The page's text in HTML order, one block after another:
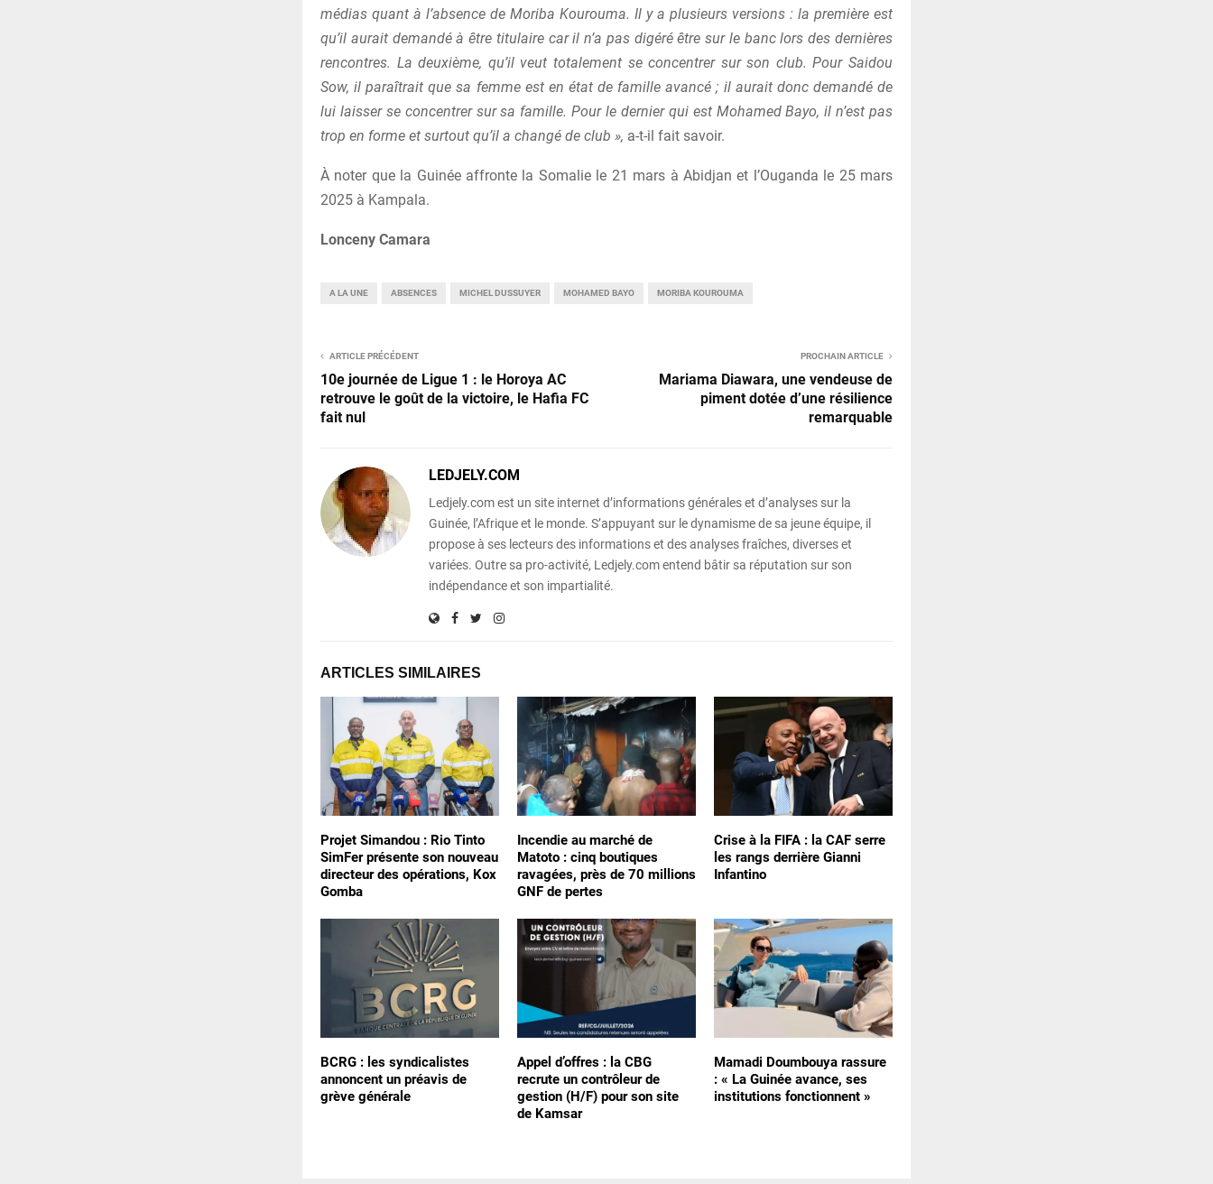
médias quant à l’absence de Moriba Kourouma. Il y a plusieurs versions : la première est
qu’il aurait demandé à être titulaire car il n’a pas digéré être sur le banc lors des dernières
rencontres. La deuxième, qu’il veut totalement se concentrer sur son club. Pour Saidou
Sow, il paraîtrait que sa femme est en état de famille avancé ; il aurait donc demandé de
lui laisser se concentrer sur sa famille. Pour le dernier qui est Mohamed Bayo, il n’est pas
trop en forme et surtout qu’il a changé de club », a-t-il fait savoir.
À noter que la Guinée affronte la Somalie le 21 mars à Abidjan et l’Ouganda le 25 mars
2025 à Kampala.
Lonceny Camara
A LA UNE ABSENCES MICHEL DUSSUYER MOHAMED BAYO MORIBA KOUROUMA
ARTICLE PRÉCÉDENT
10e journée de Ligue 1 : le Horoya AC
retrouve le goût de la victoire, le Hafia FC
fait nul
PROCHAIN ARTICLE
Mariama Diawara, une vendeuse de
piment dotée d’une résilience
remarquable
LEDJELY.COM
Ledjely.com est un site internet d’informations générales et d’analyses sur la
Guinée, l’Afrique et le monde. S’appuyant sur le dynamisme de sa jeune équipe, il
propose à ses lecteurs des informations et des analyses fraîches, diverses et
variées. Outre sa pro-activité, Ledjely.com entend bâtir sa réputation sur son
indépendance et son impartialité.
ARTICLES SIMILAIRES
Projet Simandou : Rio Tinto
SimFer présente son nouveau
directeur des opérations, Kox
Gomba
Incendie au marché de
Matoto : cinq boutiques
ravagées, près de 70 millions
GNF de pertes
Crise à la FIFA : la CAF serre
les rangs derrière Gianni
Infantino
BCRG : les syndicalistes
annoncent un préavis de
grève générale
Appel d’offres : la CBG
recrute un contrôleur de
gestion (H/F) pour son site
de Kamsar
Mamadi Doumbouya rassure
: « La Guinée avance, ses
institutions fonctionnent »